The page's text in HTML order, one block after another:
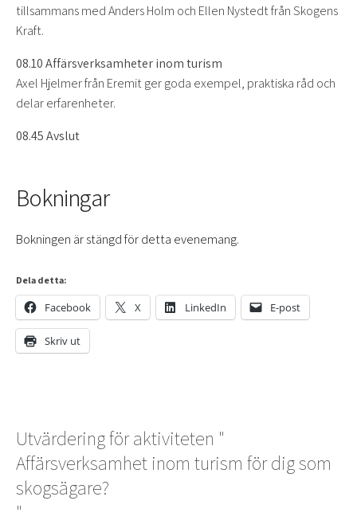
tillsammans med Anders Holm och Ellen Nystedt från Skogens
Kraft.
08.10 Affärsverksamheter inom turism
Axel Hjelmer från Eremit ger goda exempel, praktiska råd och
delar erfarenheter.
08.45 Avslut
Bokningar
Bokningen är stängd för detta evenemang.
Dela detta:
Facebook X LinkedIn E-post
Skriv ut
Utvärdering för aktiviteten "
Affärsverksamhet inom turism för dig som
skogsägare?
"